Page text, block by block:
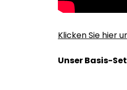
Klicken Sie hier
Unser Basis-